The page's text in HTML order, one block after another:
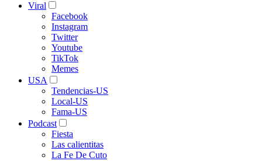
Viral
Facebook
Instagram
Twitter
Youtube
TikTok
Memes
USA
Tendencias-US
Local-US
Fama-US
Podcast
Fiesta
Las calientitas
La Fe De Cuto